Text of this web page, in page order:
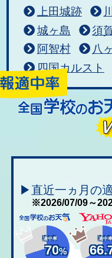
上田城跡
城ヶ島
須
阿智村
八
四国カルスト
▶直近一ヵ月の
※2026/07/09～
適中率
70%
適中率